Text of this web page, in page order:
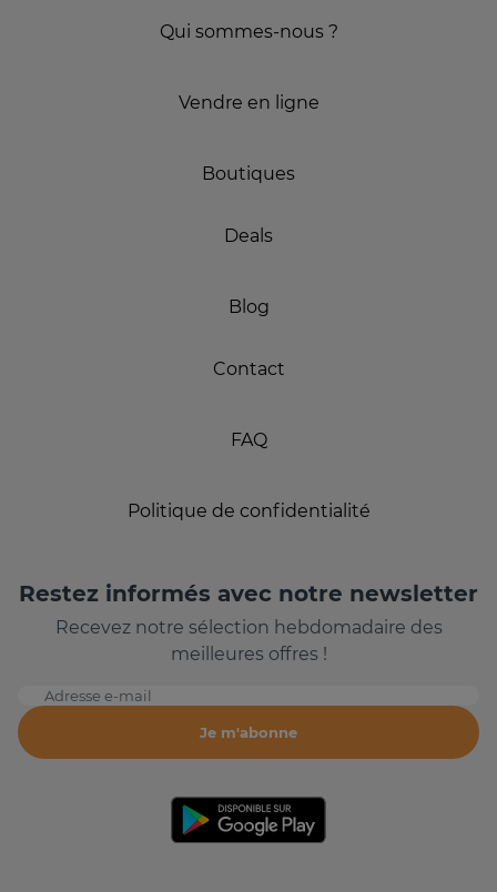
Qui sommes-nous ?
Vendre en ligne
Boutiques
Deals
Blog
Contact
FAQ
Politique de confidentialité
Restez informés avec notre newsletter
Recevez notre sélection hebdomadaire des
meilleures offres !
Adresse e-mail
Je m'abonne